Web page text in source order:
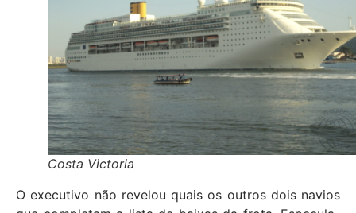
Costa Victoria
O executivo não revelou quais os outros dois navios